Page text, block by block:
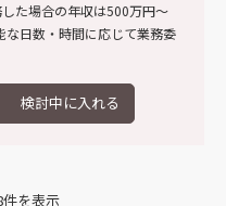
た場合の年収は500万円～
な日数・時間に応じて業務委
を表示